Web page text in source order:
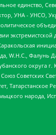
единство,
УНА - УНСО,
экстремистской
W.H.С., Фалунь
округа г.
Советских
народа,